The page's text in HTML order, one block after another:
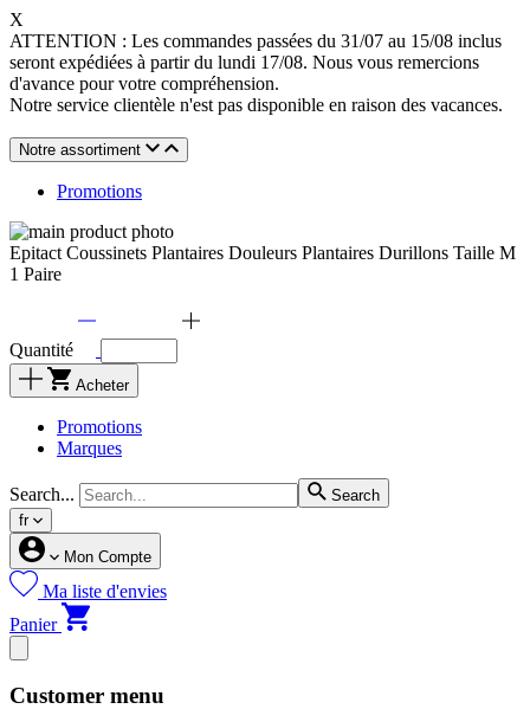
X
ATTENTION : Les commandes passées du 31/07 au 15/08 inclus
seront expédiées à partir du lundi 17/08. Nous vous remercions
d'avance pour votre compréhension.
Notre service clientèle n'est pas disponible en raison des vacances.
Notre assortiment
Promotions
Epitact Coussinets Plantaires Douleurs Plantaires Durillons Taille M
1 Paire
Quantité
Acheter
Promotions
Marques
Search...
Search
fr
Mon Compte
Ma liste d'envies
Panier
Customer menu